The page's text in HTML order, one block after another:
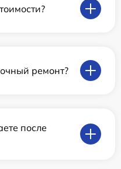
ремонт?
после